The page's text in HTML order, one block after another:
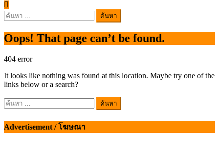
ค้นหา
Oops! That page can’t be found.
404 error
It looks like nothing was found at this location. Maybe try one of the
links below or a search?
ค้นหา
Advertisement / โฆษณา